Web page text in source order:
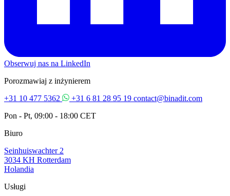
Obserwuj nas na LinkedIn
Porozmawiaj z inżynierem
+31 10 477 5362
+31 6 81 28 95 19 contact@binadit.com
Pon - Pt, 09:00 - 18:00 CET
Biuro
Seinhuiswachter 2
3034 KH Rotterdam
Holandia
Usługi